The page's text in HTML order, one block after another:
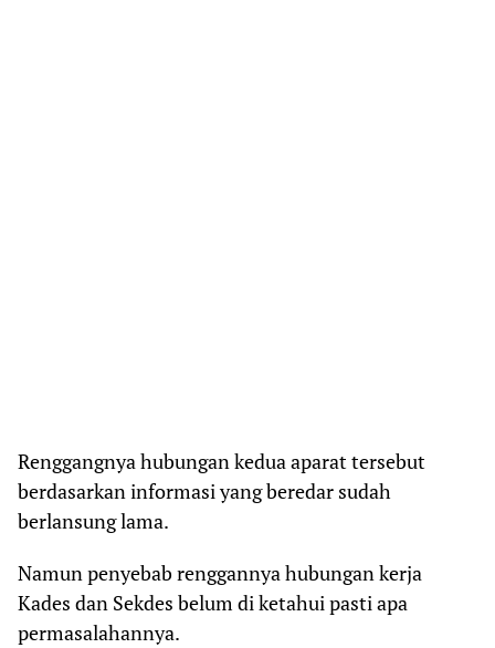
Renggangnya hubungan kedua aparat tersebut
berdasarkan informasi yang beredar sudah
berlansung lama.
Namun penyebab renggannya hubungan kerja
Kades dan Sekdes belum di ketahui pasti apa
permasalahannya.